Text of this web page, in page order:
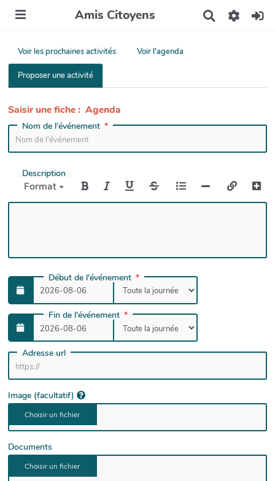
Amis Citoyens
c
Voir les prochaines activités Voir l'agenda
Proposer une activité
Saisir une fiche : Agenda
Nom de l'événement
Description
Format
Début de l'événement
Fin de l'événement
Adresse url
Image (facultatif)
Documents